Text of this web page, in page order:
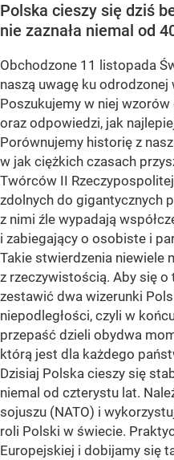
Polska cieszy się dziś
nie zaznała niemal od
Obchodzone 11 listopada
naszą uwagę ku
Poszukujemy w niej
oraz odpowiedzi, jak
Porównujemy historię z
w jak ciężkich czasach
Twórców II
zdolnych do gigantycznych
z nimi źle wypadają
i zabiegający o osobiste i
Takie stwierdzenia niewiele
z rzeczywistością. Aby się
zestawić dwa wizerunki
niepodległości, czyli w
przepaść dzieli obydwa
którą jest dla każdego
Dzisiaj Polska cieszy się
niemal od czterystu lat.
sojuszu (NATO) i
roli Polski w świecie.
Europejskiej i dobijamy się